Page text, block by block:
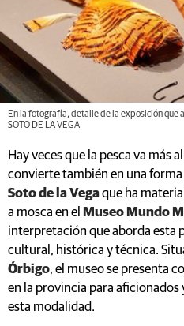
En la fotografía, detalle de la exposición que
SOTO DE LA VEGA
Hay veces que la pesca va más
convierte también en una forma
Soto de la Vegaque ha
a mosca en el Museo Mundo
interpretación que aborda esta
cultural, histórica y técnica.
Órbigo, el museo se presenta
en la provincia para aficionados
esta modalidad.